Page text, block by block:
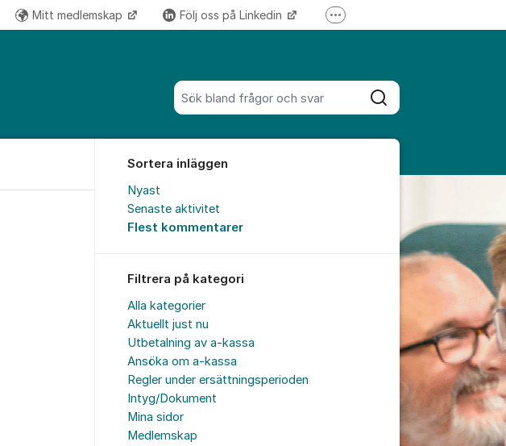
Sök bland alla inlägg
Sök
Mitt medlemskap Följ oss på Linkedin Fler supportlänkar
Sortera inläggen
Nyast
Senaste aktivitet
Flest kommentarer
Filtrera på kategori
Alla kategorier
Aktuellt just nu
Utbetalning av a-kassa
Ansöka om a-kassa
Regler under ersättningsperioden
Intyg/Dokument
Mina sidor
Medlemskap